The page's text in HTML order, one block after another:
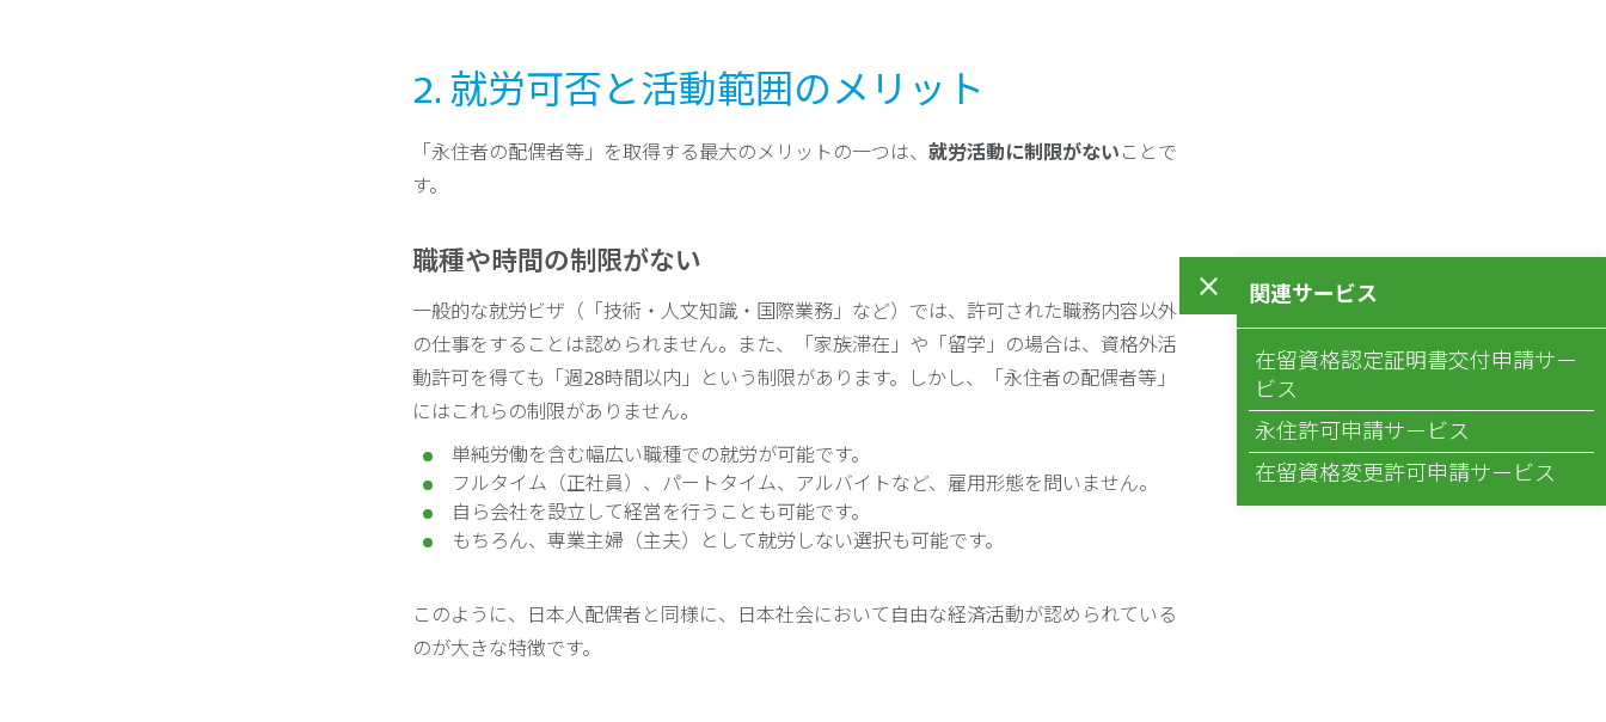
2. 就労可否と活動範囲のメリット
「永住者の配偶者等」を取得する最大のメリットの一つは、就労活動に制限がない ことで
す。
職種や時間の制限がない
一般的な就労ビザ（「技術・人文知識・国際業務」など）では、許可された職務内容以外
の仕事をすることは認められません。また、「家族滞在」や「留学」の場合は、資格外活
動許可を得ても「週28時間以内」という制限があります。しかし、「永住者の配偶者等」
にはこれらの制限がありません。
単純労働を含む幅広い職種での就労が可能です。
フルタイム（正社員）、パートタイム、アルバイトなど、雇用形態を問いません。
自ら会社を設立して経営を行うことも可能です。
もちろん、専業主婦（主夫）として就労しない選択も可能です。
このように、日本人配偶者と同様に、日本社会において自由な経済活動が認められている
のが大きな特徴です。
関連サービス
在留資格認定証明書交付申請サー
ビス
永住許可申請サービス
在留資格変更許可申請サービス